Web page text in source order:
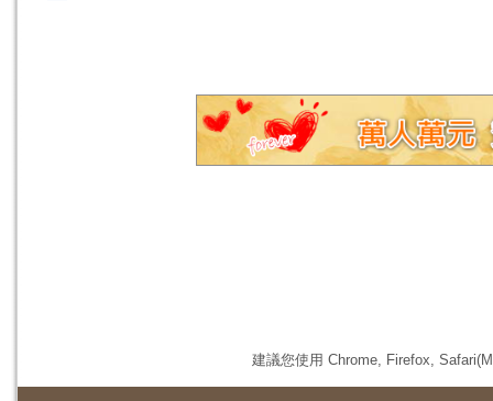
建議您使用 Chrome, Firefox,